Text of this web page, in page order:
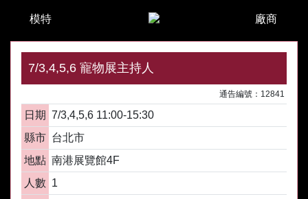
模特 廠商
7/3,4,5,6 寵物展主持人
通告編號：12841
日期 7/3,4,5,6 11:00-15:30
縣市 台北市
地點 南港展覽館4F
人數 1